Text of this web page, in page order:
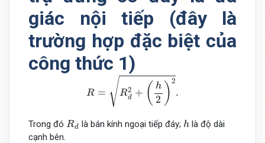
giác nội tiếp (đây là
trường hợp đặc biệt của
công thức 1)
R = √R2
d + ( h
2 ) 2
.
+(h2)2.
Trong đó Rd
Rd là bán kính ngoại tiếp đáy; h
hlà độ dài
cạnh bên.